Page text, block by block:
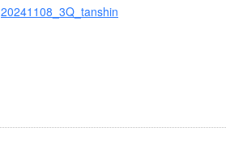
20241108_3Q_tanshin